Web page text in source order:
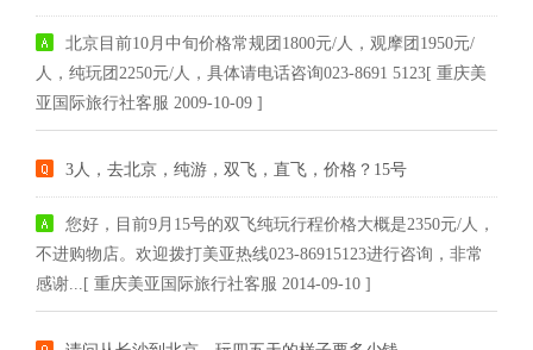
北京目前10月中旬价格常规团1800元/人，观摩团1950元/
人，纯玩团2250元/人，具体请电话咨询023-8691 5123[ 重庆美
亚国际旅行社客服 2009-10-09 ]
3人，去北京，纯游，双飞，直飞，价格？15号
您好，目前9月15号的双飞纯玩行程价格大概是2350元/人，
不进购物店。欢迎拨打美亚热线023-86915123进行咨询，非常
感谢...[ 重庆美亚国际旅行社客服 2014-09-10 ]